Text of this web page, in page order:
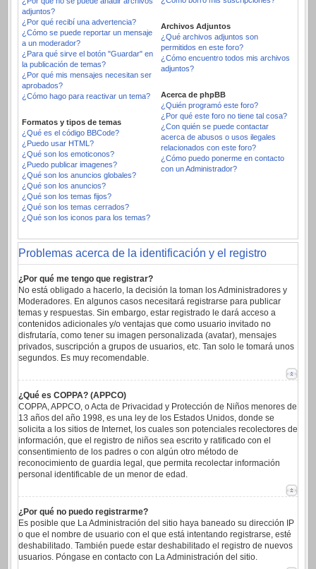
adjuntos?
¿Por qué recibí una advertencia?
¿Cómo se puede reportar un mensaje
a un moderador?
¿Para qué sirve el botón "Guardar" en
la publicación de temas?
¿Por qué mis mensajes necesitan ser
aprobados?
¿Cómo hago para reactivar un tema?
Formatos y tipos de temas
¿Qué es el código BBCode?
¿Puedo usar HTML?
¿Qué son los emoticonos?
¿Puedo publicar imagenes?
¿Qué son los anuncios globales?
¿Qué son los anuncios?
¿Qué son los temas fijos?
¿Qué son los temas cerrados?
¿Qué son los iconos para los temas?
Archivos Adjuntos
¿Qué archivos adjuntos son
permitidos en este foro?
¿Cómo encuentro todos mis archivos
adjuntos?
Acerca de phpBB
¿Quién programó este foro?
¿Por qué este foro no tiene tal cosa?
¿Con quién se puede contactar
acerca de abusos o usos ilegales
relacionados con este foro?
¿Cómo puedo ponerme en contacto
con un Administrador?
Problemas acerca de la identificación y el registro
¿Por qué me tengo que registrar?
No está obligado a hacerlo, la decisión la toman los Administradores y
Moderadores. En algunos casos necesitará registrarse para publicar
temas y respuestas. Sin embargo, estar registrado le dará acceso a
contenidos adicionales y/o ventajas que como usuario invitado no
disfrutaría, como tener su imagen personalizada (avatar), mensajes
privados, suscripción a grupos de usuarios, etc. Tan solo le tomará unos
segundos. Es muy recomendable.
¿Qué es COPPA? (APPCO)
COPPA, APPCO, o Acta de Privacidad y Protección de Niños menores de
13 años del año 1998, es una ley de los Estados Unidos, donde se
solicita a los sitios de Internet, los cuales son potenciales recolectores de
información, que el registro de niños sea escrito y ratificado con el
consentimiento de los padres o con algún otro método de
reconocimiento de guardia legal, que permita recolectar información
personal identificable de un menor de edad.
¿Por qué no puedo registrarme?
Es posible que La Administración del sitio haya baneado su dirección IP
o que el nombre de usuario con el que está intentando registrarse, esté
deshabilitado. También puede estar deshabilitado el registro de nuevos
usuarios. Póngase en contacto con La Administración del sitio.